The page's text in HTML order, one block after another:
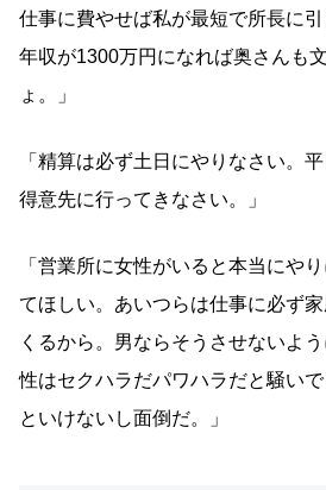
仕事に費やせば私が最短で所長に引
年収が1300万円になれば奥さんも
ょ。」
「精算は必ず土日にやりなさい。
得意先に行ってきなさい。」
「営業所に女性がいると本当にや
てほしい。あいつらは仕事に必ず
くるから。男ならそうさせないよ
性はセクハラだパワハラだと騒い
といけないし面倒だ。」